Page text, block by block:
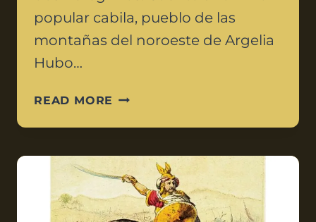
popular cabila, pueblo de las
montañas del noroeste de Argelia
Hubo…
READ MORE